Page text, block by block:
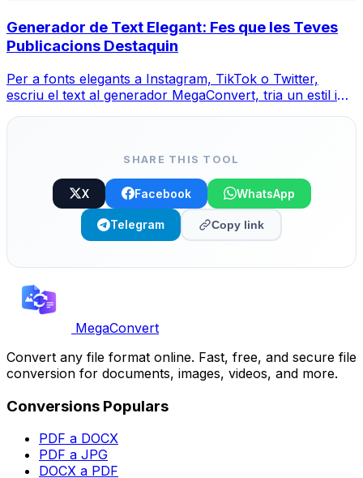
Generador de Text Elegant: Fes que les Teves
Publicacions Destaquin
Per a fonts elegants a Instagram, TikTok o Twitter,
escriu el text al generador MegaConvert, tria un estil i
SHARE THIS TOOL
X Facebook WhatsApp
Telegram Copy link
MegaConvert
Convert any file format online. Fast, free, and secure file
conversion for documents, images, videos, and more.
Conversions Populars
PDF a DOCX
PDF a JPG
DOCX a PDF